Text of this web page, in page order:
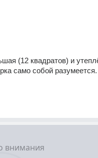
(12 квадратов) и
само собой разумеется.